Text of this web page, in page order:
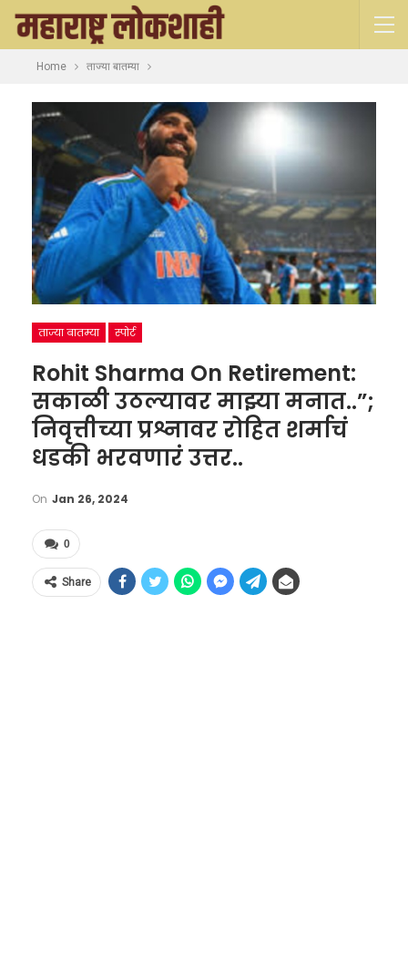
Home ताज्या बातम्या
ताज्या बातम्या स्पोर्ट
Rohit Sharma On Retirement:
सकाळी उठल्यावर माझ्या मनात..”;
निवृत्तीच्या प्रश्नावर रोहित शर्माचं
धडकी भरवणारं उत्तर..
On Jan 26, 2024
0
Share